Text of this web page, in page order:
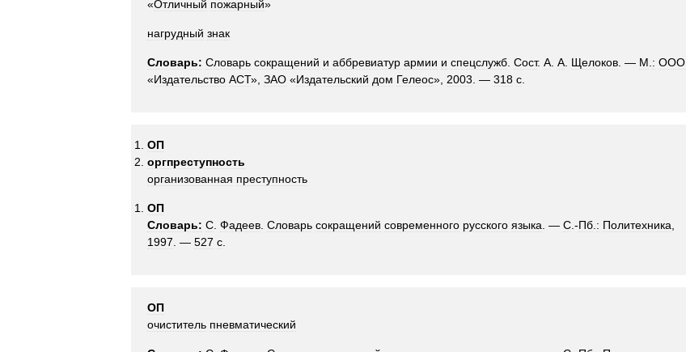
«Отличный пожарный»
нагрудный знак
Словарь: Словарь сокращений и аббревиатур армии и спецслужб Сост. А А Щелоков . — М : ООО
«Издательство АСТ», ЗАО «Издательский дом Гелеос», 2003 . — 318 с
ОП
оргпреступность
организованная преступность
ОП
Словарь: С Фадеев Словарь сокращений современного русского языка . — С .-Пб : Политехника
1997 . — 527 с
ОП
очиститель пневматический